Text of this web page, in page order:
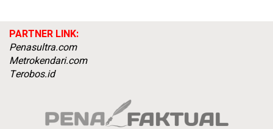
PARTNER LINK:
Penasultra.com
Metrokendari.com
Terobos.id